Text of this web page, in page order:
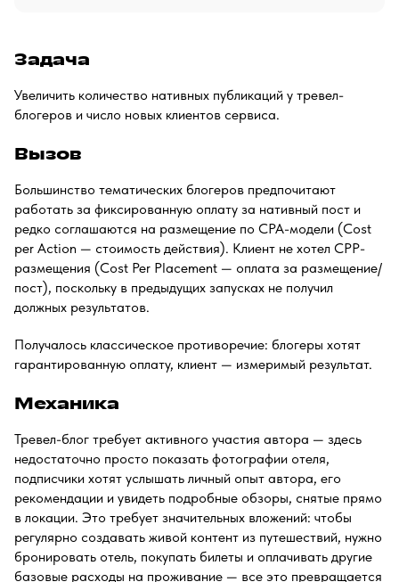
Задача
Увеличить количество нативных публикаций у тревел-
блогеров и число новых клиентов сервиса.
Вызов
Большинство тематических блогеров предпочитают
работать за фиксированную оплату за нативный пост и
редко соглашаются на размещение по CPA-модели (Cost
per Action — стоимость действия). Клиент не хотел CPP-
размещения (Cost Per Placement — оплата за размещение/
пост), поскольку в предыдущих запусках не получил
должных результатов.
Получалось классическое противоречие: блогеры хотят
гарантированную оплату, клиент — измеримый результат.
Механика
Тревел-блог требует активного участия автора — здесь
недостаточно просто показать фотографии отеля,
подписчики хотят услышать личный опыт автора, его
рекомендации и увидеть подробные обзоры, снятые прямо
в локации. Это требует значительных вложений: чтобы
регулярно создавать живой контент из путешествий, нужно
бронировать отель, покупать билеты и оплачивать другие
базовые расходы на проживание — все это превращается